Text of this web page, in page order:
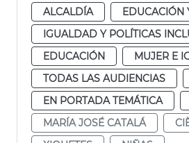
ALCALDÍA
EDUCACIÓN
IGUALDAD Y POLÍTICAS
EDUCACIÓN
MUJER E
TODAS LAS AUDIENCIAS
EN PORTADA TEMÁTICA
MARÍA JOSÉ CATALÁ